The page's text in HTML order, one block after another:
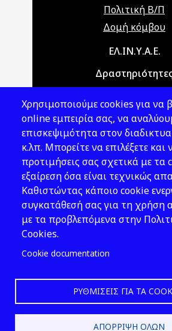
Πολιτική Β/Π
Δομή κόμβου
Main navigationΕΛ.ΙΝ.Υ.Α.Ε.
Νομοθεσία
Εκδόσεις
Νέα -
Ακολουθήστε
Χρησιμοποιούμε cookies για να
online εμπειρία σας, να
επισκεψιμότητα στον
κ.λπ. Μπορείτε να επιλέξετε και
προτιμήσεις σας σχετικά με τα
εξαίρεση όσα είναι τεχνικώς
Καθιστώντας κάποιο cookie
συγκατάθεσή σας για τη
με τα προβλεπόμενα στην
Cookies.
Cookie documentation
ΡΥΘΜΊΣΕΙΣ ΓΙΑ ΤΑ
ΑΠΌΡΡΙΨΗ ΌΛΩΝ
2026 © ΕΛ.ΙΝ.Υ.Α.Ε.